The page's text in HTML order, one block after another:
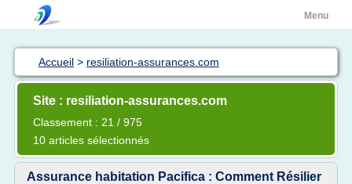
Menu
Accueil > resiliation-assurances.com
Site : resiliation-assurances.com
Classement : 21 / 975
10 articles sélectionnés
Assurance habitation Pacifica : Comment Résilier